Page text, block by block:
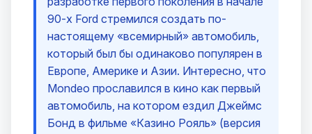
90-х Ford стремился создать по-
настоящему «всемирный» автомобиль,
который был бы одинаково популярен в
Европе, Америке и Азии. Интересно, что
Mondeo прославился в кино как первый
автомобиль, на котором ездил Джеймс
Бонд в фильме «Казино Рояль» (версия